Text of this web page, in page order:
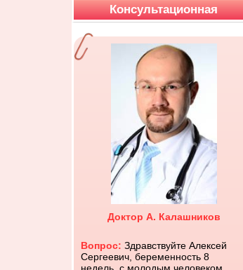
Консультационная
Доктор А. Калашников
Вопрос: Здравствуйте Алексей
Сергеевич, беременность 8